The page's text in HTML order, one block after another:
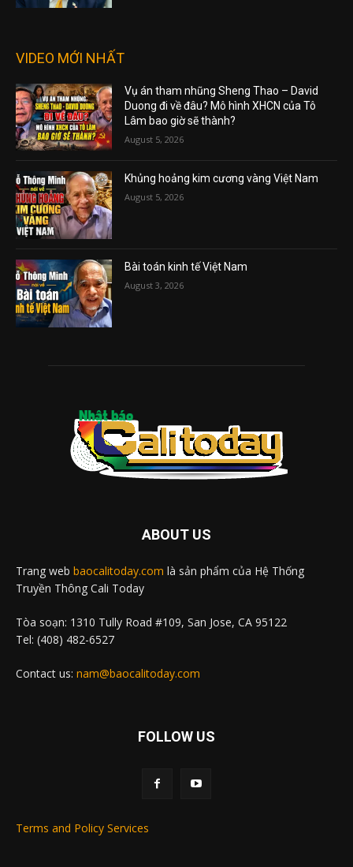
VIDEO MỚI NHẤT
Vụ án tham nhũng Sheng Thao – David
Duong đi về đâu? Mô hình XHCN của Tô
Lâm bao giờ sẽ thành?
August 5, 2026
Khủng hoảng kim cương vàng Việt Nam
August 5, 2026
Bài toán kinh tế Việt Nam
August 3, 2026
ABOUT US
Trang web baocalitoday.com là sản phẩm của Hệ Thống
Truyền Thông Cali Today
Tòa soạn: 1310 Tully Road #109, San Jose, CA 95122
Tel: (408) 482-6527
Contact us: nam@baocalitoday.com
FOLLOW US
Terms and Policy Services